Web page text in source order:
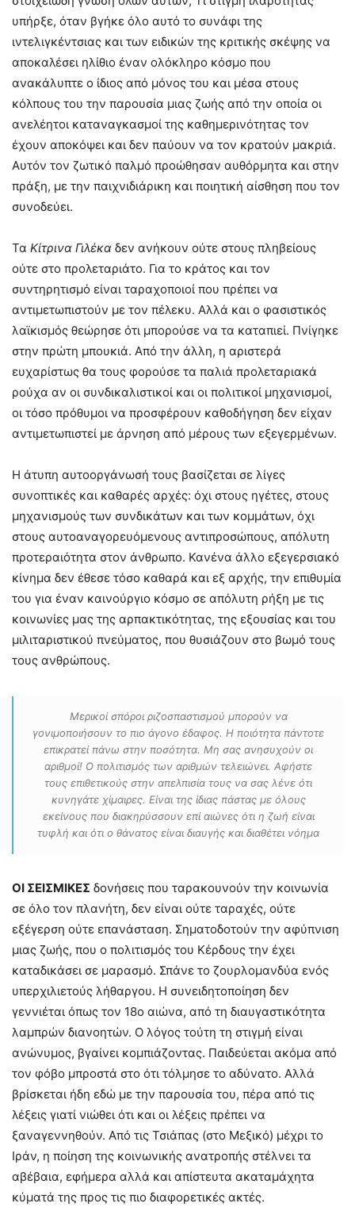
υπήρξε, όταν βγήκε όλο αυτό το συνάφι της
ιντελιγκέντσιας και των ειδικών της κριτικής σκέψης να
αποκαλέσει ηλίθιο έναν ολόκληρο κόσμο που
ανακάλυπτε ο ίδιος από μόνος του και μέσα στους
κόλπους του την παρουσία μιας ζωής από την οποία οι
ανελέητοι καταναγκασμοί της καθημερινότητας τον
έχουν αποκόψει και δεν παύουν να τον κρατούν μακριά.
Αυτόν τον ζωτικό παλμό προώθησαν αυθόρμητα και στην
πράξη, με την παιχνιδιάρικη και ποιητική αίσθηση που τον
συνοδεύει.
Τα Κίτρινα Γιλέκα δεν ανήκουν ούτε στους πληβείους
ούτε στο προλεταριάτο. Για το κράτος και τον
συντηρητισμό είναι ταραχοποιοί που πρέπει να
αντιμετωπιστούν με τον πέλεκυ. Αλλά και ο φασιστικός
λαϊκισμός θεώρησε ότι μπορούσε να τα καταπιεί. Πνίγηκε
στην πρώτη μπουκιά. Από την άλλη, η αριστερά
ευχαρίστως θα τους φορούσε τα παλιά προλεταριακά
ρούχα αν οι συνδικαλιστικοί και οι πολιτικοί μηχανισμοί,
οι τόσο πρόθυμοι να προσφέρουν καθοδήγηση δεν είχαν
αντιμετωπιστεί με άρνηση από μέρους των εξεγερμένων.
Η άτυπη αυτοοργάνωσή τους βασίζεται σε λίγες
συνοπτικές και καθαρές αρχές: όχι στους ηγέτες, στους
μηχανισμούς των συνδικάτων και των κομμάτων, όχι
στους αυτοαναγορευόμενους αντιπροσώπους, απόλυτη
προτεραιότητα στον άνθρωπο. Κανένα άλλο εξεγερσιακό
κίνημα δεν έθεσε τόσο καθαρά και εξ αρχής, την επιθυμία
του για έναν καινούργιο κόσμο σε απόλυτη ρήξη με τις
κοινωνίες μας της αρπακτικότητας, της εξουσίας και του
μιλιταριστικού πνεύματος, που θυσιάζουν στο βωμό τους
τους ανθρώπους.
Μερικοί σπόροι ριζοσπαστισμού μπορούν να
γονιμοποιήσουν το πιο άγονο έδαφος. Η ποιότητα πάντοτε
επικρατεί πάνω στην ποσότητα. Μη σας ανησυχούν οι
αριθμοί! Ο πολιτισμός των αριθμών τελειώνει. Αφήστε
τους επιθετικούς στην απελπισία τους να σας λένε ότι
κυνηγάτε χίμαιρες. Είναι της ίδιας πάστας με όλους
εκείνους που διακηρύσσουν επί αιώνες ότι η ζωή είναι
τυφλή και ότι ο θάνατος είναι διαυγής και διαθέτει νόημα
ΟΙ ΣΕΙΣΜΙΚΕΣ δονήσεις που ταρακουνούν την κοινωνία
σε όλο τον πλανήτη, δεν είναι ούτε ταραχές, ούτε
εξέγερση ούτε επανάσταση. Σηματοδοτούν την αφύπνιση
μιας ζωής, που ο πολιτισμός του Κέρδους την έχει
καταδικάσει σε μαρασμό. Σπάνε το ζουρλομανδύα ενός
υπερχιλιετούς λήθαργου. Η συνειδητοποίηση δεν
γεννιέται όπως τον 18ο αιώνα, από τη διαυγαστικότητα
λαμπρών διανοητών. Ο λόγος τούτη τη στιγμή είναι
ανώνυμος, βγαίνει κομπιάζοντας. Παιδεύεται ακόμα από
τον φόβο μπροστά στο ότι τόλμησε το αδύνατο. Αλλά
βρίσκεται ήδη εδώ με την παρουσία του, πέρα από τις
λέξεις γιατί νιώθει ότι και οι λέξεις πρέπει να
ξαναγεννηθούν. Από τις Τσιάπας (στο Μεξικό) μέχρι το
Ιράν, η ποίηση της κοινωνικής ανατροπής στέλνει τα
αβέβαια, εφήμερα αλλά και απίστευτα ακαταμάχητα
κύματά της προς τις πιο διαφορετικές ακτές.